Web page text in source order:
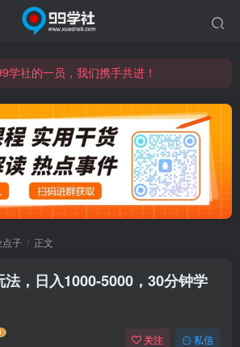
学社的一员，我们携手共进！
学社的一员，我们携手共进！
质VIP资源，炒股教程、创业教程、网络营销教程、自媒体短视频教程等，长期更新各大精品创业项目！
点子 正文
，日入1000-5000，30分钟学
关注 私信